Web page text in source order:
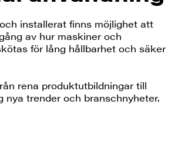
installerat finns möjlighet att
av hur maskiner och
för lång hållbarhet och säker
rena produktutbildningar till
nya trender och branschnyheter.